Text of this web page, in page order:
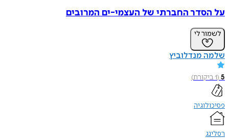
על הסדר החברתי של העצמי-ים המרובים
לשמור לי
שלמה מנדלוביץ
5
(
1ביקורת)
פסיכולוגיה
רסלינג